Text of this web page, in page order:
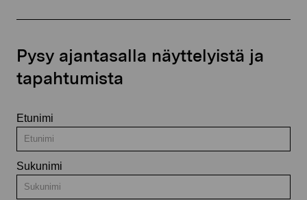
Pysy ajantasalla näyttelyistä ja
tapahtumista
Etunimi
Sukunimi